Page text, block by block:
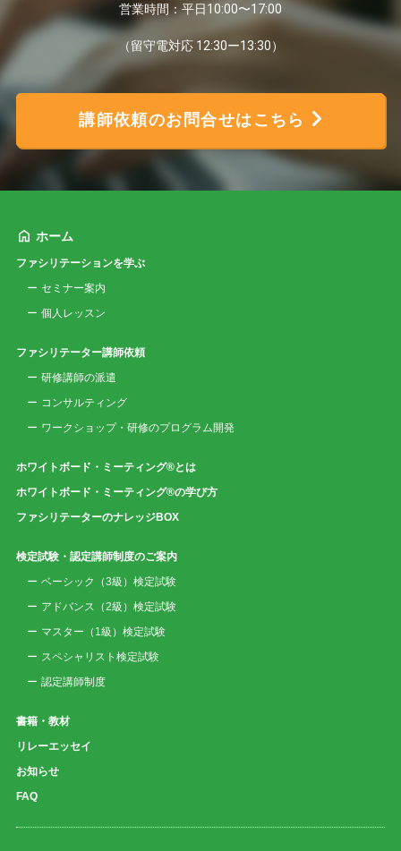
営業時間：平日10:00〜17:00
（留守電対応 12:30ー13:30）
講師依頼のお問合せはこちら
ホーム
ファシリテーションを学ぶ
セミナー案内
個人レッスン
ファシリテーター講師依頼
研修講師の派遣
コンサルティング
ワークショップ・研修のプログラム開発
ホワイトボード・ミーティング®とは
ホワイトボード・ミーティング®の学び方
ファシリテーターのナレッジBOX
検定試験・認定講師制度のご案内
ベーシック（3級）検定試験
アドバンス（2級）検定試験
マスター（1級）検定試験
スペシャリスト検定試験
認定講師制度
書籍・教材
リレーエッセイ
お知らせ
FAQ